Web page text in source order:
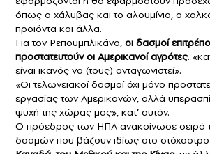
όπως ο χάλυβας και το αλουμίνιο, ο
προϊόντα και άλλα.
Για τον Ρεπουμπλικάνο, οι δασμοί
προστατευτούν οι Αμερικανοί αγρότες:
είναι ικανός να (τους) ανταγωνιστεί».
«Οι τελωνειακοί δασμοί όχι μόνο
εργασίας των Αμερικανών, αλλά
ψυχή της χώρας μας», κατ’ αυτόν.
Ο πρόεδρος των ΗΠΑ ανακοίνωσε σειρά
δασμών που βάζουν ιδίως στο στόχαστρο